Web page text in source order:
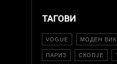
ТАГОВИ
VOGUE МОДЕН
ПАРИЗ СКОПЈЕ